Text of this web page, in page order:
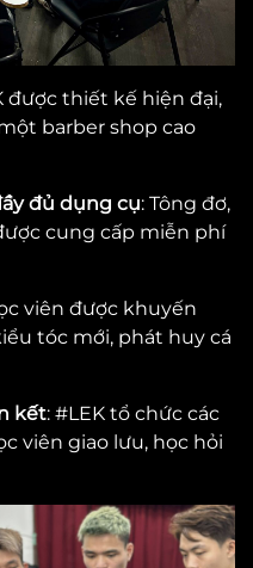
được thiết kế hiện đại,
barber shop cao
đủ dụng cụ: Tông đơ,
cung cấp miễn phí
viên được khuyến
tóc mới, phát huy cá
kết: #LEK tổ chức các
viên giao lưu, học hỏi